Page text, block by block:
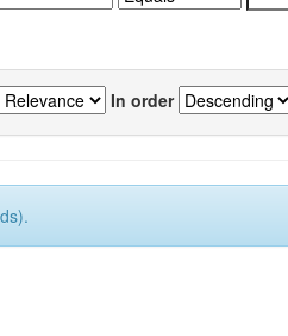
In order